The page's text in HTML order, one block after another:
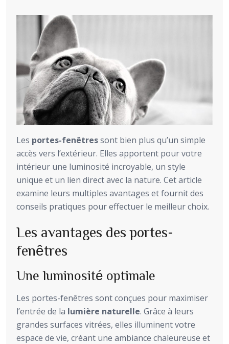
Les portes-fenêtressont bien plus qu’un simple
accès vers l’extérieur. Elles apportent pour votre
intérieur une luminosité incroyable, un style
unique et un lien direct avec la nature. Cet article
examine leurs multiples avantages et fournit des
conseils pratiques pour effectuer le meilleur choix.
Les avantages des portes-
fenêtres
Une luminosité optimale
Les portes-fenêtres sont conçues pour maximiser
l’entrée de la lumière naturelle. Grâce à leurs
grandes surfaces vitrées, elles illuminent votre
espace de vie, créant une ambiance chaleureuse et